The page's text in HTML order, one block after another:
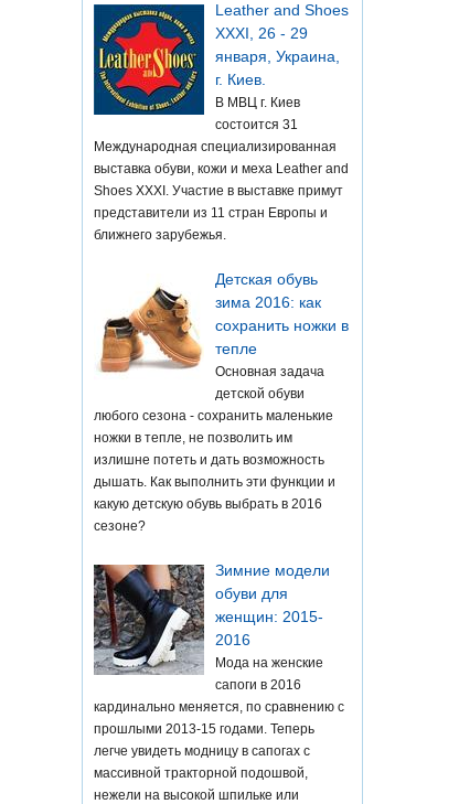
Leather and Shoes
XXXI, 26 - 29
января, Украина,
г. Киев.
В МВЦ г. Киев
состоится 31
Международная специализированная
выставка обуви, кожи и меха Leather and
Shoes XXXI. Участие в выставке примут
представители из 11 стран Европы и
ближнего зарубежья.
Детская обувь
зима 2016: как
сохранить ножки в
тепле
Основная задача
детской обуви
любого сезона - сохранить маленькие
ножки в тепле, не позволить им
излишне потеть и дать возможность
дышать. Как выполнить эти функции и
какую детскую обувь выбрать в 2016
сезоне?
Зимние модели
обуви для
женщин: 2015-
2016
Мода на женские
сапоги в 2016
кардинально меняется, по сравнению с
прошлыми 2013-15 годами. Теперь
легче увидеть модницу в сапогах с
массивной тракторной подошвой,
нежели на высокой шпильке или